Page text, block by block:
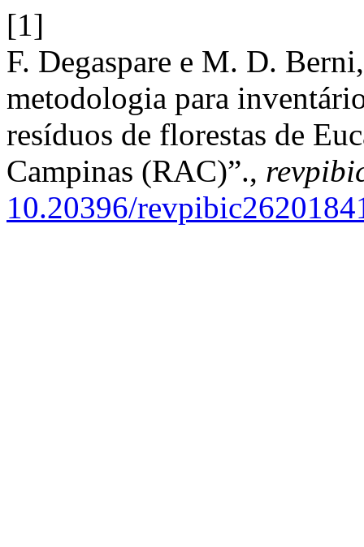
[1]
F. Degaspare e M. D.
metodologia para
resíduos de florestas de
Campinas (RAC)”.,
10.20396/